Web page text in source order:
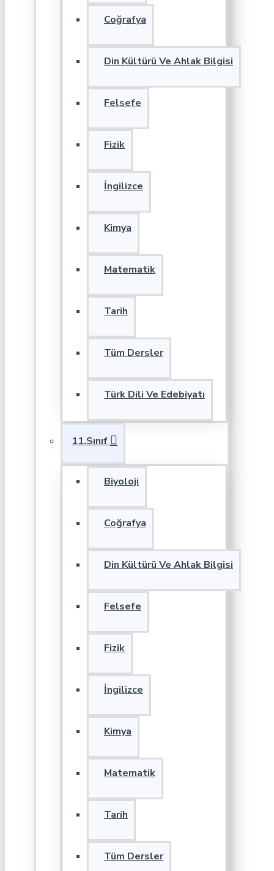
Coğrafya
Din Kültürü Ve Ahlak Bilgisi
Felsefe
Fizik
İngilizce
Kimya
Matematik
Tarih
Tüm Dersler
Türk Dili Ve Edebiyatı
11.Sınıf
Biyoloji
Coğrafya
Din Kültürü Ve Ahlak Bilgisi
Felsefe
Fizik
İngilizce
Kimya
Matematik
Tarih
Tüm Dersler